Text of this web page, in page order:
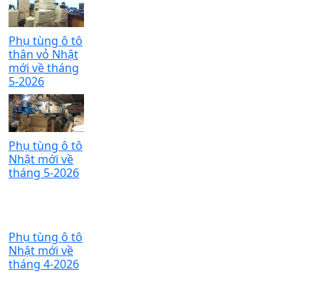
Phụ tùng ô tô
thân vỏ Nhật
mới về tháng
5-2026
Phụ tùng ô tô
Nhật mới về
tháng 5-2026
Phụ tùng ô tô
Nhật mới về
tháng 4-2026